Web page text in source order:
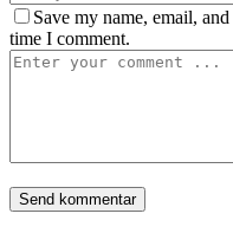
Save my name, email,
time I comment.